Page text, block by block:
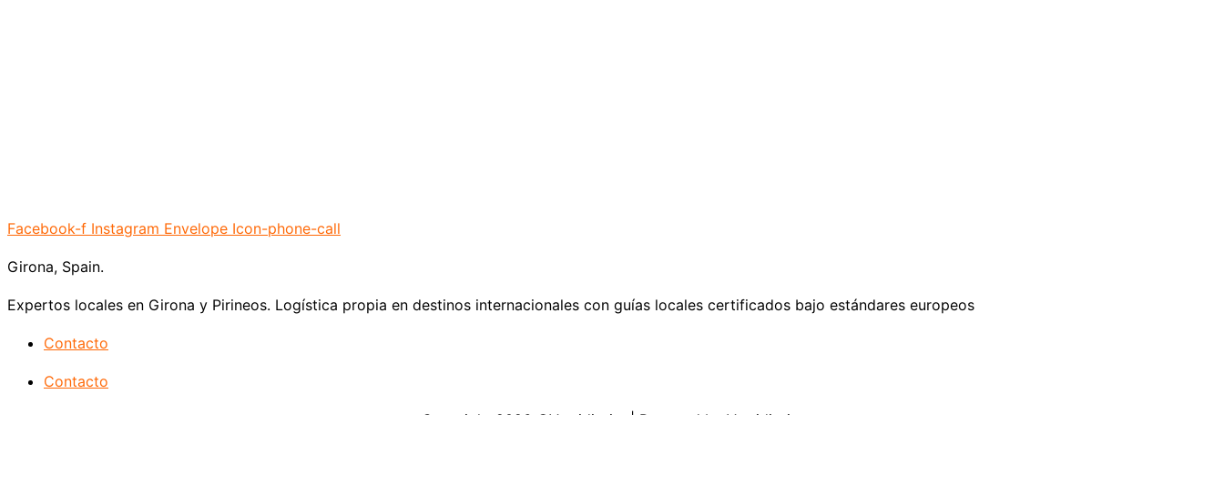
Facebook-f Instagram Envelope Icon-phone-call
Girona, Spain.
Expertos locales en Girona y Pirineos. Logística propia en destinos internacionales con guías locales certificados bajo estándares europeos
Contacto
Contacto
Copyright 2026 ©Vertidissim | Powered by Vertidissim